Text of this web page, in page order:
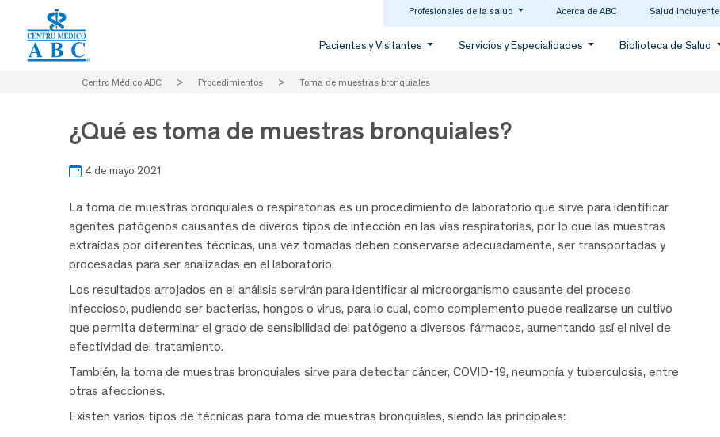
Profesionales de la salud Acerca de ABC Salud Incluyente
Pacientes y Visitantes Servicios y Especialidades Biblioteca de Salud
Centro Médico ABC > Procedimientos > Toma de muestras bronquiales
¿Qué es toma de muestras bronquiales?
4 de mayo 2021
La toma de muestras bronquiales o respiratorias es un procedimiento de laboratorio que sirve para identificar
agentes patógenos causantes de diveros tipos de infección en las vías respiratorias, por lo que las muestras
extraídas por diferentes técnicas, una vez tomadas deben conservarse adecuadamente, ser transportadas y
procesadas para ser analizadas en el laboratorio.
Los resultados arrojados en el análisis servirán para identificar al microorganismo causante del proceso
infeccioso, pudiendo ser bacterias, hongos o virus, para lo cual, como complemento puede realizarse un cultivo
que permita determinar el grado de sensibilidad del patógeno a diversos fármacos, aumentando así el nivel de
efectividad del tratamiento.
También, la toma de muestras bronquiales sirve para detectar cáncer, COVID-19, neumonía y tuberculosis, entre
otras afecciones.
Existen varios tipos de técnicas para toma de muestras bronquiales, siendo las principales: